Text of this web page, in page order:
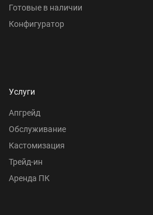
Готовые в наличии
Конфигуратор
Услуги
Апгрейд
Обслуживание
Кастомизация
Трейд-ин
Аренда ПК